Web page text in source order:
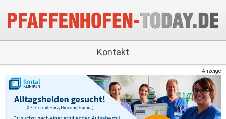
Kontakt
Anzeige